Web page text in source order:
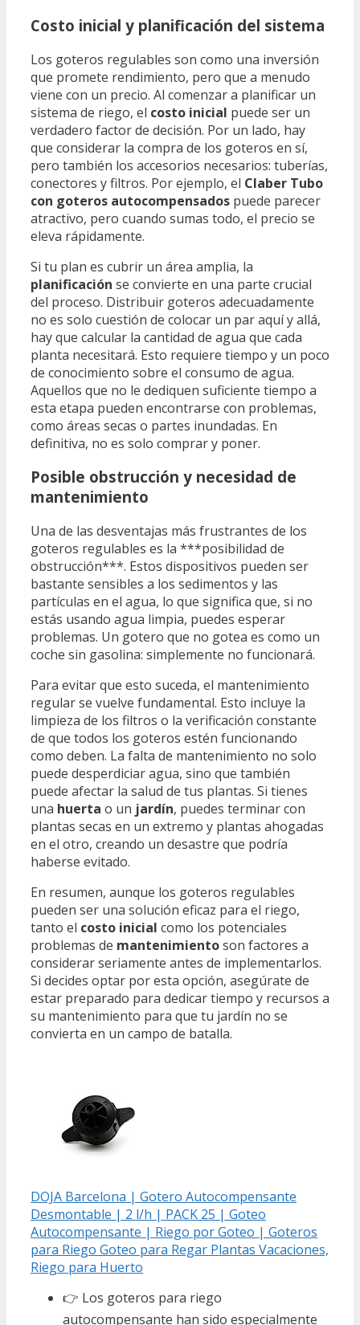
Costo inicial y planificación del sistema
Los goteros regulables son como una inversión
que promete rendimiento, pero que a menudo
viene con un precio. Al comenzar a planificar un
sistema de riego, el costo inicial puede ser un
verdadero factor de decisión. Por un lado, hay
que considerar la compra de los goteros en sí,
pero también los accesorios necesarios: tuberías,
conectores y filtros. Por ejemplo, el Claber Tubo
con goteros autocompensados puede parecer
atractivo, pero cuando sumas todo, el precio se
eleva rápidamente.
Si tu plan es cubrir un área amplia, la
planificación se convierte en una parte crucial
del proceso. Distribuir goteros adecuadamente
no es solo cuestión de colocar un par aquí y allá,
hay que calcular la cantidad de agua que cada
planta necesitará. Esto requiere tiempo y un poco
de conocimiento sobre el consumo de agua.
Aquellos que no le dediquen suficiente tiempo a
esta etapa pueden encontrarse con problemas,
como áreas secas o partes inundadas. En
definitiva, no es solo comprar y poner.
Posible obstrucción y necesidad de
mantenimiento
Una de las desventajas más frustrantes de los
goteros regulables es la ***posibilidad de
obstrucción***. Estos dispositivos pueden ser
bastante sensibles a los sedimentos y las
partículas en el agua, lo que significa que, si no
estás usando agua limpia, puedes esperar
problemas. Un gotero que no gotea es como un
coche sin gasolina: simplemente no funcionará.
Para evitar que esto suceda, el mantenimiento
regular se vuelve fundamental. Esto incluye la
limpieza de los filtros o la verificación constante
de que todos los goteros estén funcionando
como deben. La falta de mantenimiento no solo
puede desperdiciar agua, sino que también
puede afectar la salud de tus plantas. Si tienes
una huerta o un jardín, puedes terminar con
plantas secas en un extremo y plantas ahogadas
en el otro, creando un desastre que podría
haberse evitado.
En resumen, aunque los goteros regulables
pueden ser una solución eficaz para el riego,
tanto el costo inicial como los potenciales
problemas de mantenimientoson factores a
considerar seriamente antes de implementarlos.
Si decides optar por esta opción, asegúrate de
estar preparado para dedicar tiempo y recursos a
su mantenimiento para que tu jardín no se
convierta en un campo de batalla.
DOJA Barcelona | Gotero Autocompensante
Desmontable | 2 l/h | PACK 25 | Goteo
Autocompensante | Riego por Goteo | Goteros
para Riego Goteo para Regar Plantas Vacaciones,
Riego para Huerto
👉 Los goteros para riego
autocompensante han sido especialmente